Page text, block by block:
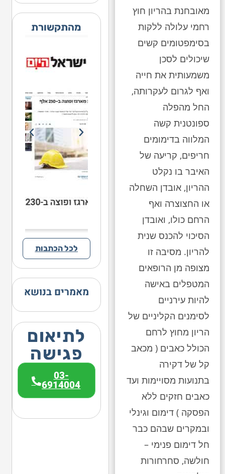
מאובחנת בהריון חוץ
רחמי עלולה ללקות
בסימפטומים קשים
שיכולים לסכן
משמעותית את חייה
ואף לגרום לעקרותה,
החל מהפלה
ספונטנית קשה
המלווה בדימומים
חריפים, קריעה של
האיבר בו נקלט
ההריון, אובדן השחלה
או החצוצרה ואף
הרחם כולו, ואובדן
הסיכוי להכנס שנית
להריון. מסיבה זו
מצופה מן הרופאים
המטפלים באישה
להיות עירניים
לסימנים הקליניים של
הריון מחוץ לרחם
הכולל כאבים ( מכאב
קל של דקירה
בתנועות מסויימות ועד
כאבים חזקים ללא
הפסקה ) דימום וגינלי
ובמקרים שבהם כבר
חל דימום פנימי –
חולשה, סחרחורות
מהתקשורת
לכל הכתבות
מאמרים בנושא
לתיאום
פגישה
03-
6914004